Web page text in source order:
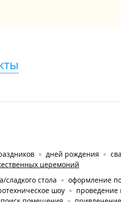
дней рождения
церемоний
сладкого стола
оформление
шоу
проведение